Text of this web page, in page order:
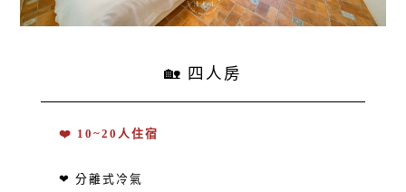
🏡 四人房
❤️ 10~20人住宿
❤ 分離式冷氣